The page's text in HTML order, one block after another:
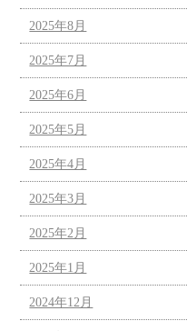
2025年8月
2025年7月
2025年6月
2025年5月
2025年4月
2025年3月
2025年2月
2025年1月
2024年12月